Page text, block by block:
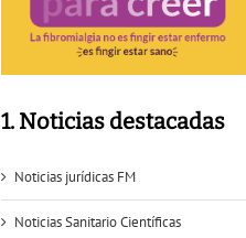
1. Noticias destacadas
Noticias jurídicas FM
Noticias Sanitario Científicas